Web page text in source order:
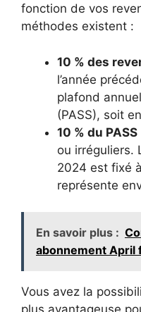
fonction de vos
méthodes existent :
10 % des
l’année
plafond
(PASS), soit
10 % du PASS
ou irréguliers.
2024 est fixé
représente
En savoir plus :
abonnement April
Vous avez la